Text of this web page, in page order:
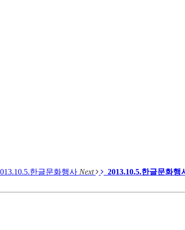
한글문화행사 Next 2013.10.5.한글문화행